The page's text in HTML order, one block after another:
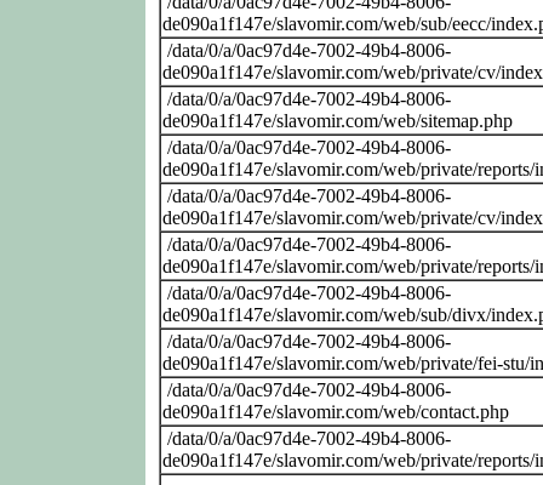
de090a1f147e/slavomir.com/web/sub/eecc/
/data/0/a/0ac97d4e-7002-49b4-8006-
de090a1f147e/slavomir.com/web/private/cv/
/data/0/a/0ac97d4e-7002-49b4-8006-
de090a1f147e/slavomir.com/web/sitemap.php
/data/0/a/0ac97d4e-7002-49b4-8006-
de090a1f147e/slavomir.com/web/private/reports/
/data/0/a/0ac97d4e-7002-49b4-8006-
de090a1f147e/slavomir.com/web/private/cv/
/data/0/a/0ac97d4e-7002-49b4-8006-
de090a1f147e/slavomir.com/web/private/reports/
/data/0/a/0ac97d4e-7002-49b4-8006-
de090a1f147e/slavomir.com/web/sub/divx/
/data/0/a/0ac97d4e-7002-49b4-8006-
de090a1f147e/slavomir.com/web/private/fei-stu/
/data/0/a/0ac97d4e-7002-49b4-8006-
de090a1f147e/slavomir.com/web/contact.php
/data/0/a/0ac97d4e-7002-49b4-8006-
de090a1f147e/slavomir.com/web/private/reports/